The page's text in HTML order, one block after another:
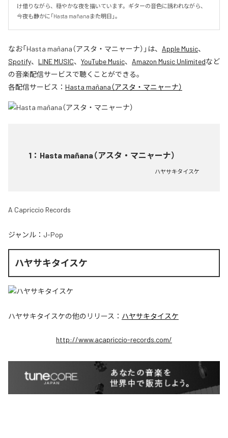
け借りながら、穏やかな夜を描いています。ギターの音色に誘われながら、
今夜も静かに「Hasta mañana――また明日」。
なお「Hasta mañana（アスタ・マニャーナ） 」は、 Apple Music、
Spotify、 LINE MUSIC、 YouTube Music、 Amazon Music Unlimitedなど
の音楽配信サービスで聴くことができる。
各配信サービス： Hasta mañana（アスタ・マニャーナ）
1 ： Hasta mañana（アスタ・マニャーナ）
ハヤサキタイスケ
A Capriccio Records
ジャンル： J-Pop
ハヤサキタイスケ
ハヤサキタイスケの他のリリース： ハヤサキタイスケ
http://www.acapriccio-records.com/